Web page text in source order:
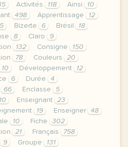
Activités 118 Ainsi
10
498 Apprentissage
12
5 Bizerte 6 Brésil
18
8 Claro
9
132 Consigne
150
78 Couleurs
20
10 Développement
12
6 Durée
4
66 Enclasse
5
Enseignant
23
19 Enseigner
48
10 Fiche
302
21 Français
758
9 Groupe
131